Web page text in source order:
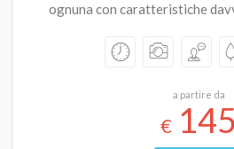
ognuna con caratteristiche
a partire da
€ 145